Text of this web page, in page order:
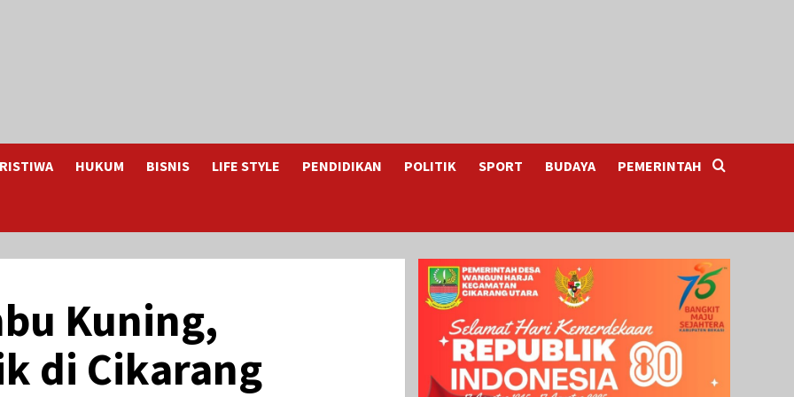
HUKUM BISNIS LIFE STYLE PENDIDIKAN POLITIK SPORT BUDAYA PEMERINTAH
Kuning,
di Cikarang